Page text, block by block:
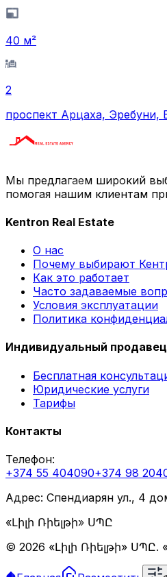
40 м²
2
проспект Арцаха, Эребуни,
Мы предлагаем широкий
помогая нашим клиентам
Kentron Real Estate
О нас
Почему выбирают
Как это работает
Часто задаваемые
Условия эксплуатации
Политика
Индивидуальный продавец
Бесплатная
Юридические услуги
Тарифы
Контакты
Телефон:
+374 55 404090+374 98
Адрес: Спендиарян ул., 4
«Լիլի Ռիելթի» ՍՊԸ
© 2026 «Լիլի Ռիելթի» ՍՊԸ.